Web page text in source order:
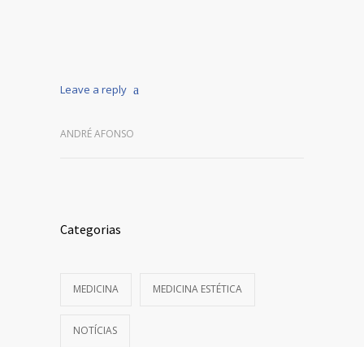
Leave a reply
ANDRÉ AFONSO
Categorias
MEDICINA MEDICINA ESTÉTICA
NOTÍCIAS